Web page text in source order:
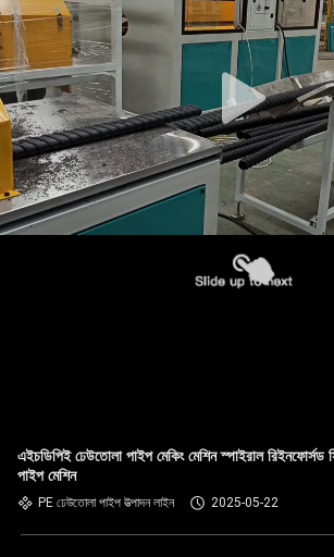
এইচডিপিই ঢেউতোলা পাইপ মেকিং মেশিন স্পাইরাল রিইনফোর্সড
পাইপ মেশিন
PE ঢেউতোলা পাইপ উত্পাদন লাইন 2025-05-22